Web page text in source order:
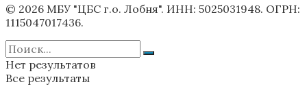
© 2026 МБУ "ЦБС г.о. Лобня". ИНН: 5025031948. ОГРН:
1115047017436.
Нет результатов
Все результаты